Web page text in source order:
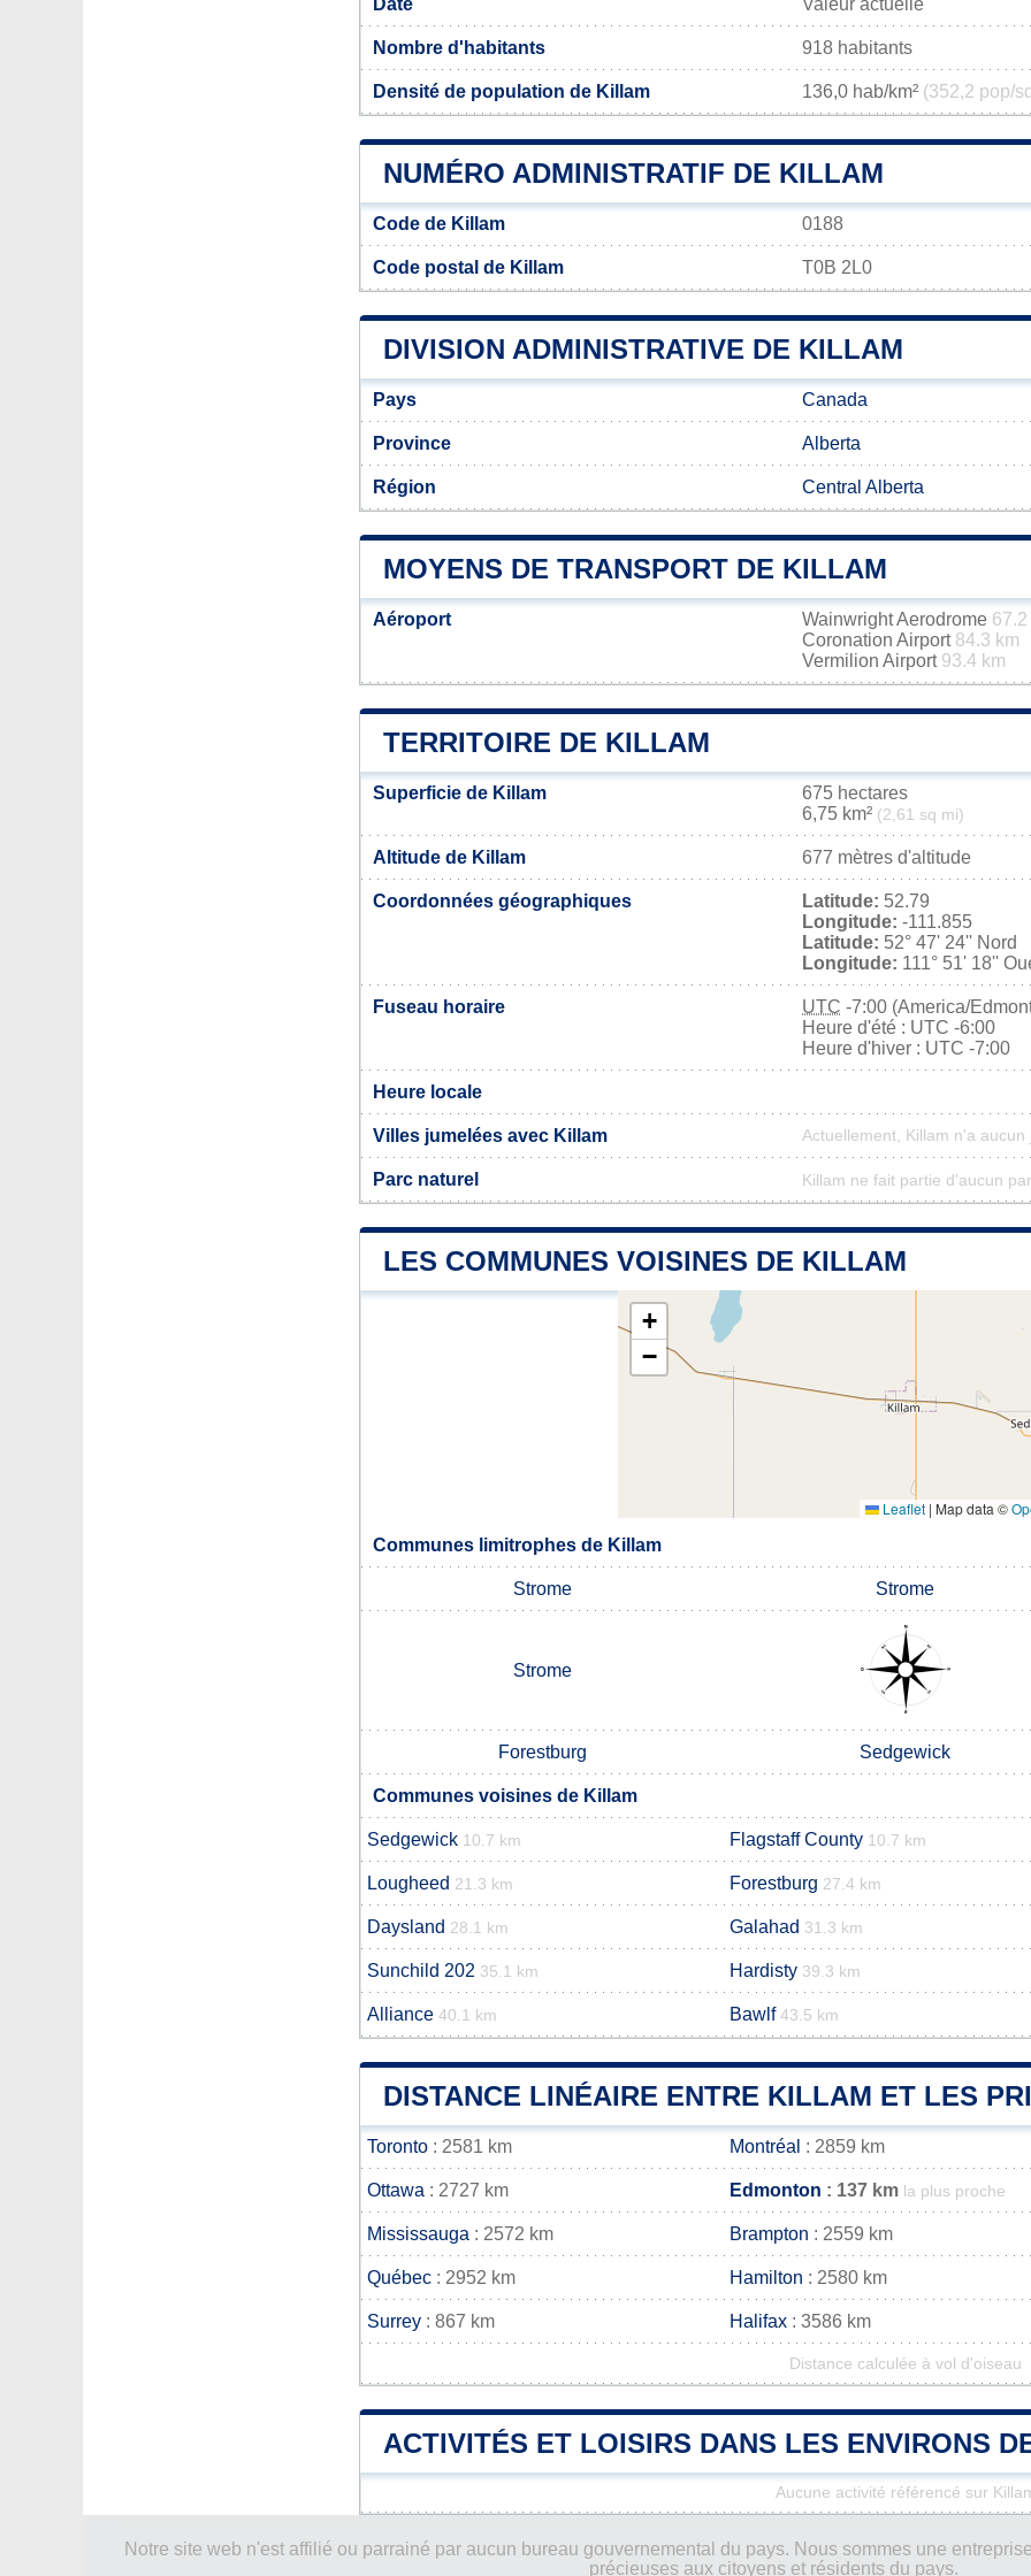
Date Valeur actuelle
Nombre d'habitants 918 habitants
Densité de population de Killam 136,0 hab/km² (352,2 pop/
NUMÉRO ADMINISTRATIF DE KILLAM
Code de Killam 0188
Code postal de Killam T0B 2L0
DIVISION ADMINISTRATIVE DE KILLAM
Pays Canada
Province Alberta
Région Central Alberta
MOYENS DE TRANSPORT DE KILLAM
Aéroport Wainwright Aerodrome 67.2
Coronation Airport 84.3 km
Vermilion Airport 93.4 km
TERRITOIRE DE KILLAM
Superficie de Killam
675 hectares
6,75 km² (2,61 sq mi)
Altitude de Killam 677 mètres d'altitude
Coordonnées géographiques Latitude: 52.79
Longitude: -111.855
Latitude: 52° 47' 24'' Nord
Longitude: 111° 51' 18''
Fuseau horaire UTC -7:00 (America/
Heure d'été : UTC -6:00
Heure d'hiver : UTC -7:00
Heure locale
Villes jumelées avec Killam Actuellement, Killam n'a aucun
Parc naturel Killam ne fait partie d'aucun
LES COMMUNES VOISINES DE KILLAM
+
−
Leaflet | Map data ©
Communes limitrophes de Killam
Strome Strome
Strome
Forestburg Sedgewick
Communes voisines de Killam
Sedgewick 10.7 km Flagstaff County 10.7 km
Lougheed 21.3 km Forestburg 27.4 km
Daysland 28.1 km Galahad 31.3 km
Sunchild 202 35.1 km Hardisty 39.3 km
Alliance 40.1 km Bawlf 43.5 km
DISTANCE LINÉAIRE ENTRE KILLAM ET LES
Toronto : 2581 km Montréal : 2859 km
Ottawa : 2727 km Edmonton : 137 km la plus proche
Mississauga : 2572 km Brampton : 2559 km
Québec : 2952 km Hamilton : 2580 km
Surrey : 867 km Halifax : 3586 km
Distance calculée à vol d'oiseau
ACTIVITÉS ET LOISIRS DANS LES ENVIRONS
Aucune activité référencé sur
Notre site web n'est affilié ou parrainé par aucun bureau gouvernemental du pays. Nous sommes une
précieuses aux citoyens et résidents du pays.